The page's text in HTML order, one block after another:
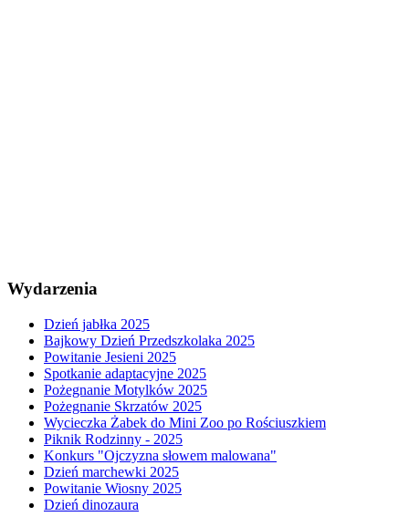
Wydarzenia
Dzień jabłka 2025
Bajkowy Dzień Przedszkolaka 2025
Powitanie Jesieni 2025
Spotkanie adaptacyjne 2025
Pożegnanie Motylków 2025
Pożegnanie Skrzatów 2025
Wycieczka Żabek do Mini Zoo po Rościuszkiem
Piknik Rodzinny - 2025
Konkurs "Ojczyzna słowem malowana"
Dzień marchewki 2025
Powitanie Wiosny 2025
Dzień dinozaura